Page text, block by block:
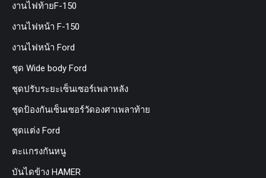
งานไฟท้ายF-150
งานไฟหน้า F-150
งานไฟหน้า Ford
ชุด Wide body Ford
ชุดปรับระยะเซ็นเซอร์เพลาหลัง
ชุดป้องกันเซ็นเซอร์วัดองศาเพลาท้าย
ชุดแต่ง Ford
ตะแกรงกันหนู
บันไดข้าง HAMER